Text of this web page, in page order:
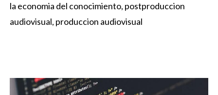
la economia del conocimiento, postproduccion
audiovisual, produccion audiovisual